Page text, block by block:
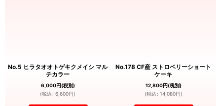
No.5 ヒラタオオトゲキクメイシ マル
チカラー
6,000円(税別)
(税込 : 6,600円)
No.178 CF産 ストロベリーショート
ケーキ
12,800円(税別)
(税込 : 14,080円)